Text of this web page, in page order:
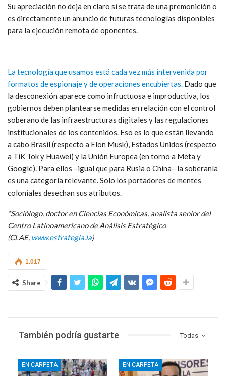
Su apreciación no deja en claro si se trata de una premonición o
es directamente un anuncio de futuras tecnologías disponibles
para la ejecución remota de oponentes.
La tecnología que usamos está cada vez más intervenida por
formatos de espionaje y de operaciones encubiertas. Dado que
la desconexión aparece como infructuosa e improductiva, los
gobiernos deben plantearse medidas en relación con el control
soberano de las infraestructuras digitales y las regulaciones
institucionales de los contenidos. Eso es lo que están llevando
a cabo Brasil (respecto a Elon Musk), Estados Unidos (respecto
a TiK Tok y Huawei) y la Unión Europea (en torno a Meta y
Google). Para ellos –igual que para Rusia o China– la soberanía
es una categoría relevante. Solo los portadores de mentes
coloniales desechan sus atributos.
*Sociólogo, doctor en Ciencias Económicas, analista senior del
Centro Latinoamericano de Análisis Estratégico
(CLAE, www.estrategia.la)
1.017
Share
Todas
También podría gustarte
EN CARPETA EN CARPETA